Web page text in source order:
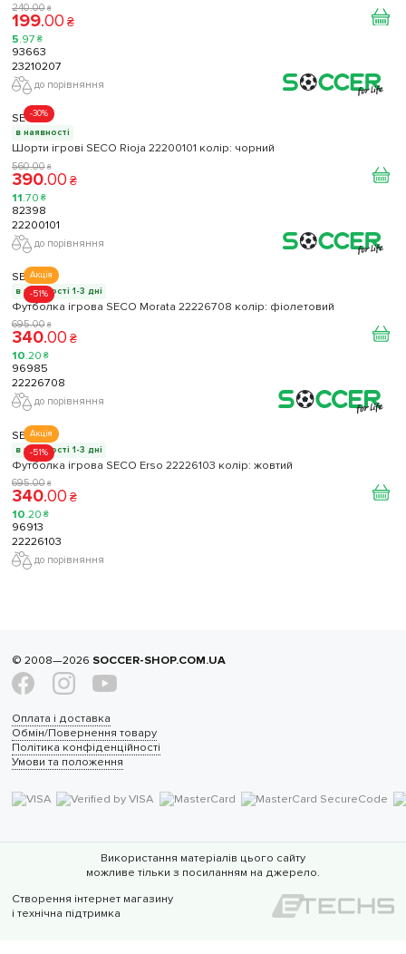
240.00 ₴
199.00 ₴
5.97 ₴
93663
23210207
до порівняння
-30%
SECO
в наявності
Шорти ігрові SECO Rioja 22200101 колiр: чорний
560.00 ₴
390.00 ₴
11.70 ₴
82398
22200101
до порівняння
Акція
-51%
SECO
в наявності 1-3 дні
Футболка ігрова SECO Morata 22226708 колiр: фіолетовий
695.00 ₴
340.00 ₴
10.20 ₴
96985
22226708
до порівняння
Акція
-51%
SECO
в наявності 1-3 дні
Футболка ігрова SECO Erso 22226103 колiр: жовтий
695.00 ₴
340.00 ₴
10.20 ₴
96913
22226103
до порівняння
© 2008—2026 SOCCER-SHOP.COM.UA
Оплата і доставка
Обмін/Повернення товару
Політика конфіденційності
Умови та положення
Використання матеріалів цього сайту
можливе тільки з посиланням на джерело.
Створення інтернет магазину
і технічна підтримка